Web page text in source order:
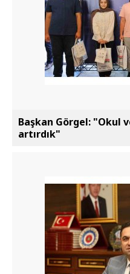
Başkan Görgel: "Okul
artırdık"